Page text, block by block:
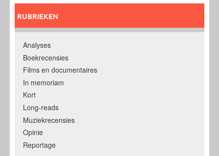
RUBRIEKEN
Analyses
Boekrecensies
Films en documentaires
In memoriam
Kort
Long-reads
Muziekrecensies
Opinie
Reportage